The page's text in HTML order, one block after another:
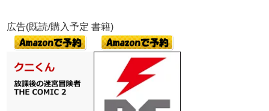
広告(既読/購入予定 書籍)